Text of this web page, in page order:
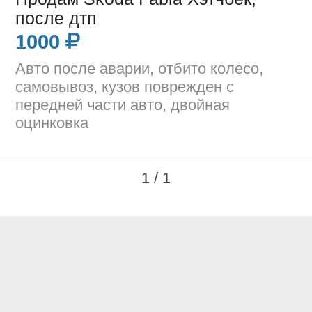
после дтп
1000
Авто после аварии, отбито колесо,
самовывоз, кузов поврежден с
передней части авто, двойная
оцинковка
1 / 1